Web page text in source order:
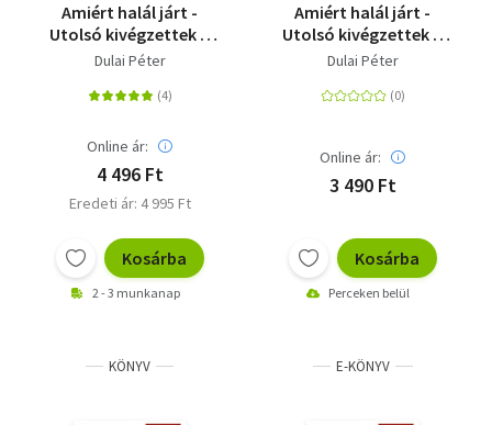
Amiért halál járt -
Utolsó kivégzettek a
Kádár-korszakban
Dulai Péter
Online ár:
4 496 Ft
Eredeti ár: 4 995 Ft
Kosárba
2 - 3 munkanap
Amiért halál járt -
Utolsó kivégzettek a
Kádár-korszakban
Dulai Péter
Online ár:
3 490 Ft
Kosárba
Perceken belül
KÖNYV E-KÖNYV